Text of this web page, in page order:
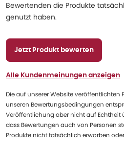
Bewertenden die Produkte
genutzt haben.
Jetzt Produkt bewerten
Alle Kundenmeinungen anzeigen
Die auf unserer Website veröffentlichten
unseren Bewertungsbedingungen
Veröffentlichung aber nicht auf Echtheit
dass Bewertungen auch von Personen
Produkte nicht tatsächlich erworben